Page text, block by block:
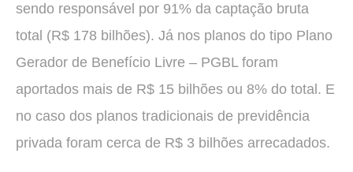
sendo responsável por 91% da captação bruta
total (R$ 178 bilhões). Já nos planos do tipo Plano
Gerador de Benefício Livre – PGBL foram
aportados mais de R$ 15 bilhões ou 8% do total. E
no caso dos planos tradicionais de previdência
privada foram cerca de R$ 3 bilhões arrecadados.